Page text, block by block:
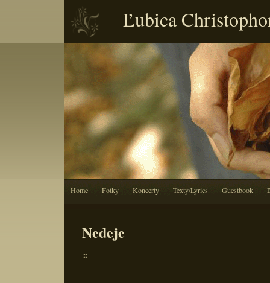
Ľubica
Home Fotky Koncerty Texty/Lyrics Guestbook
Nedeje
:::